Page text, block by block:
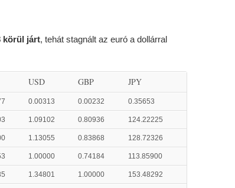
körül járt, tehát stagnált az euró a dollárral
USD GBP JPY
0.00313 0.00232 0.35653
1.09102 0.80936 124.22225
1.13055 0.83868 128.72326
1.00000 0.74184 113.85900
1.34801 1.00000 153.48292